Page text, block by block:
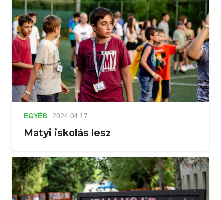
EGYÉB 2024.04.17.
Matyi iskolás lesz